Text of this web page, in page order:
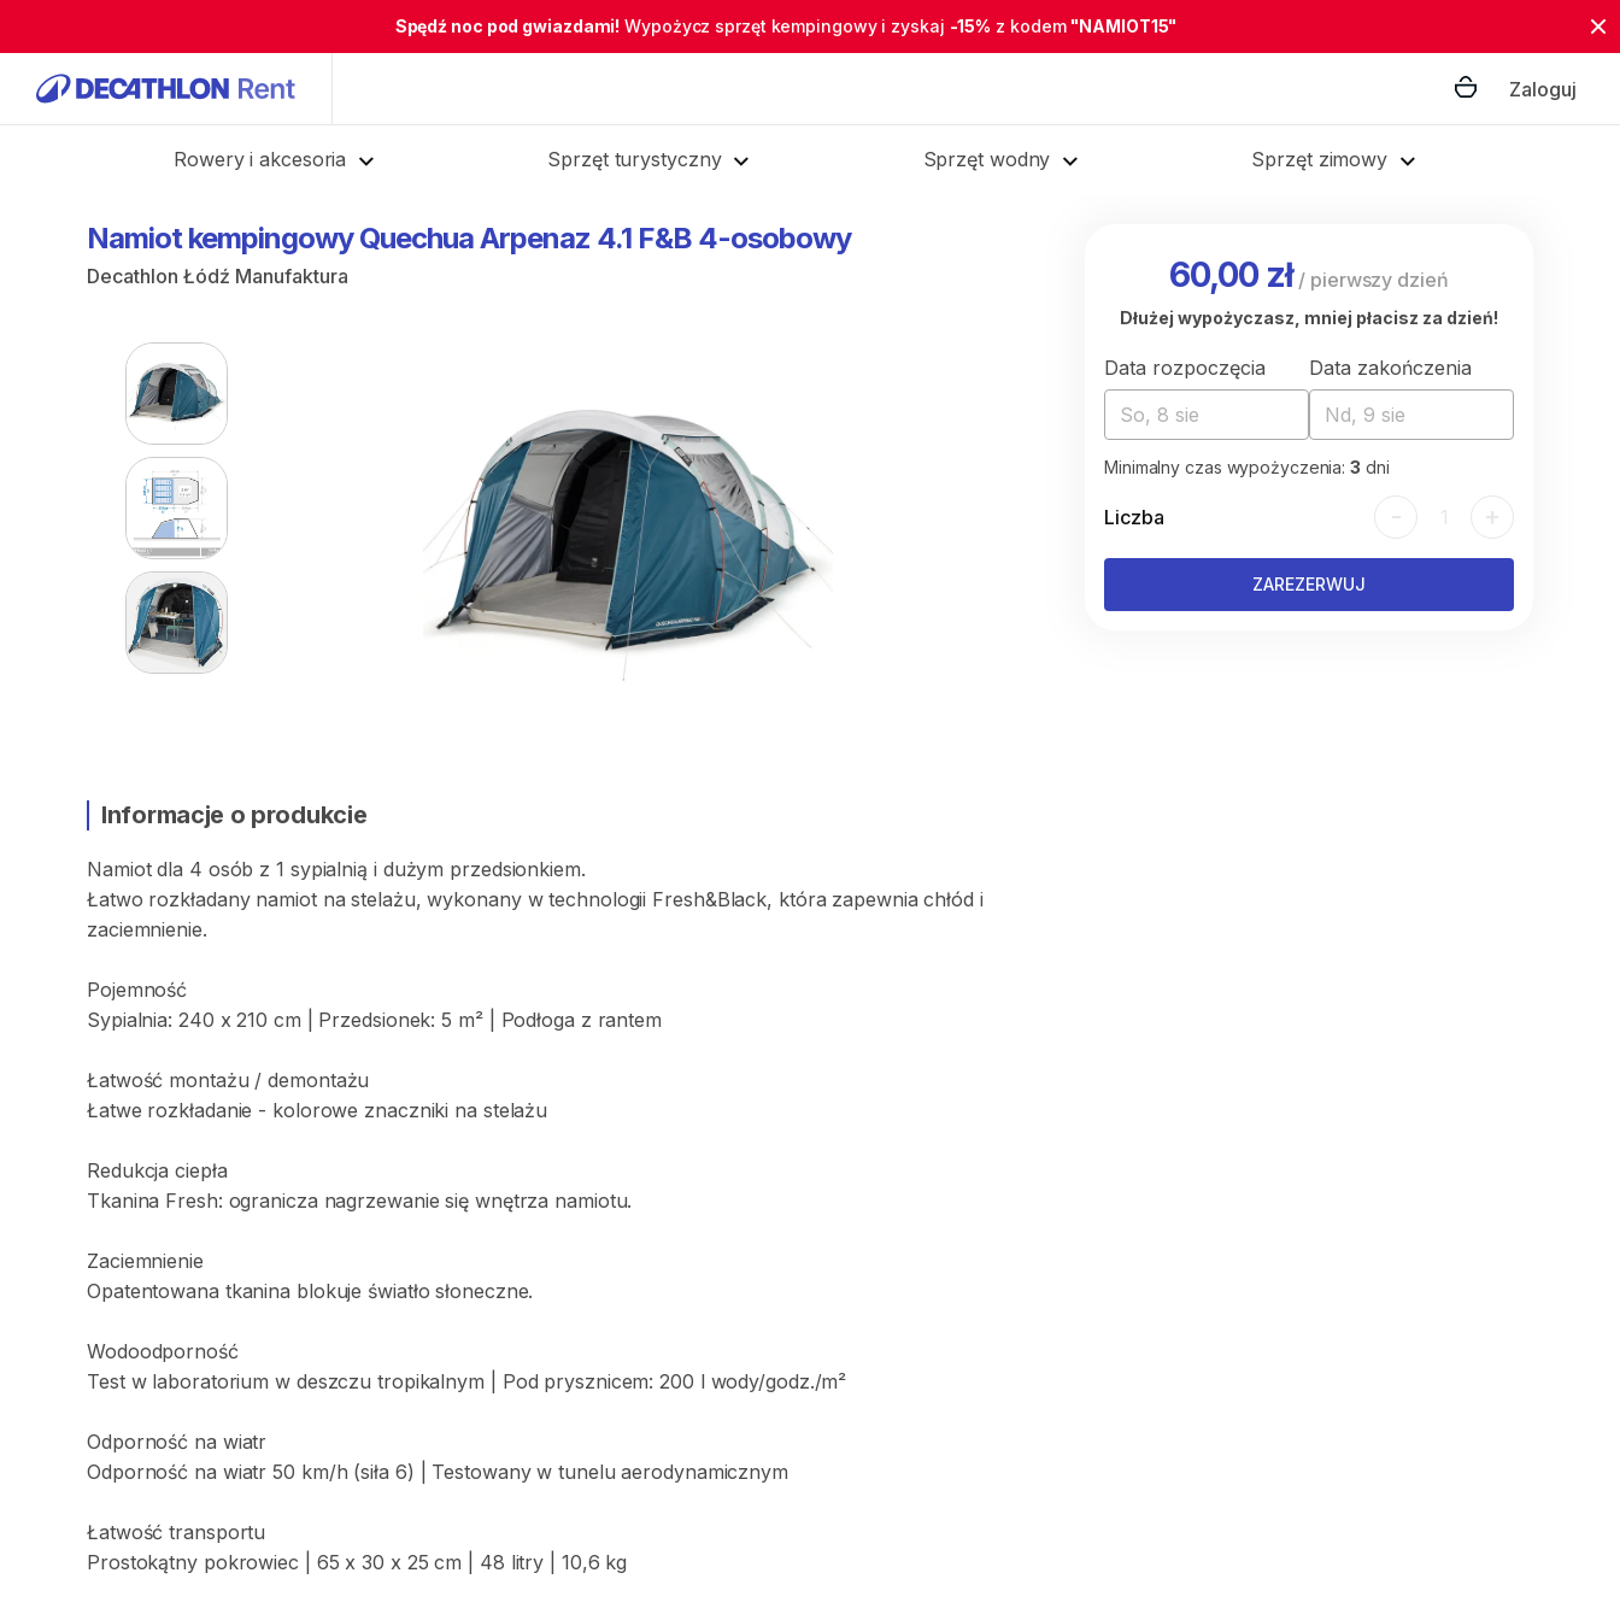
Spędź noc pod gwiazdami! Wypożycz sprzęt kempingowy i zyskaj -15% z kodem "NAMIOT15"
Zaloguj
Rowery i akcesoria Sprzęt turystyczny Sprzęt wodny Sprzęt zimowy
Namiot kempingowy QuechuaArpenaz 4.1 F&B 4-osobowy
Decathlon Łódź Manufaktura
Informacje o produkcie
Namiot dla 4 osób z 1 sypialnią i dużym przedsionkiem.
Łatwo rozkładany namiot na stelażu​,​ wykonany w technologii Fresh&Black​,​ która zapewnia chłód i
zaciemnienie.
Pojemność
Sypialnia: 240 x 210 cm Przedsionek: 5 m² Podłoga z rantem
Łatwość montażu ​/​ demontażu
Łatwe rozkładanie - kolorowe znaczniki na stelażu
Redukcja ciepła
Tkanina Fresh: ogranicza nagrzewanie się wnętrza namiotu.
Zaciemnienie
Opatentowana tkanina blokuje światło słoneczne.
Wodoodporność
Test w laboratorium w deszczu tropikalnym Pod prysznicem: 200 l wody​/​godz.​/​m²
Odporność na wiatr
Odporność na wiatr 50 km​/​h (siła 6) Testowany w tunelu aerodynamicznym
Łatwość transportu
Prostokątny pokrowiec 65 x 30 x 25 cm 48 litry 10​,​6 kg
60,00 zł/ pierwszy dzień
Dłużej wypożyczasz, mniej płacisz za dzień!
Data rozpoczęcia
So, 8 sie
Data zakończenia
Nd, 9 sie
Minimalny czas wypożyczenia: 3 dni
Liczba - 1 +
ZAREZERWUJ